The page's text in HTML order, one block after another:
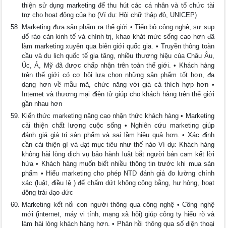
thiện sử dụng marketing để thu hút các cá nhân và tổ chức tài
trợ cho hoạt động của họ (Ví dụ: Hội chữ thập đỏ, UNICEP)
Marketing đưa sản phẩm ra thế giới • Tiến bộ công nghệ, sự sụp
đổ rào cản kinh tế và chính trị, khao khát mức sống cao hơn đã
làm marketing xuyên qua biên giới quốc gia. • Truyền thông toàn
cầu và du lich quốc tế gia tăng, nhiều thương hiệu của Châu Âu,
Úc, Á, Mỹ đã được chấp nhận trên toàn thế giới. • Khách hàng
trên thế giới có cơ hội lựa chọn những sản phẩm tốt hơn, đa
dạng hơn về mẫu mã, chức năng với giá cả thích hợp hơn •
Internet và thương mại điện tử giúp cho khách hàng trên thế giới
gần nhau hơn
Kiến thức marketing nâng cao nhận thức khách hàng • Marketing
cải thiện chất lượng cuộc sống • Nghiên cứu marketing giúp
đánh giá giá trị sản phẩm và sai lầm hiệu quả hơn. • Xác định
cần cải thiện gì và đạt mục tiêu như thế nào Ví dụ: Khách hàng
không hài lòng dịch vụ bảo hành luật bắt người bán cam kết lời
hứa • Khách hàng muốn biết nhiều thông tin trước khi mua sản
phẩm • Hiểu marketing cho phép NTD đánh giá đo lường chính
xác (luật, điều lệ ) để chấm dứt không công bằng, hư hỏng, hoạt
động trái đạo đức
Marketing kết nối con người thông qua công nghệ • Công nghệ
mới (internet, máy vi tính, mạng xã hội) giúp công ty hiểu rõ và
làm hài lòng khách hàng hơn. • Phản hồi thông qua số điện thoại